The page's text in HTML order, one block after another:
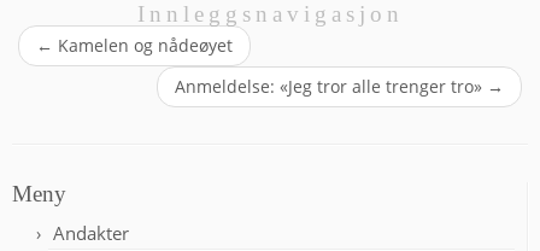
Innleggsnavigasjon
← Kamelen og nådeøyet
Anmeldelse: «Jeg tror alle trenger tro» →
Meny
Andakter